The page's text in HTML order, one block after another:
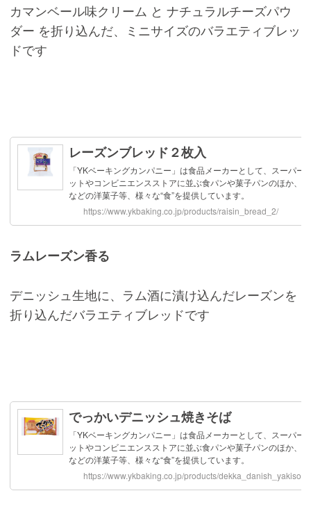
カマンベール味クリーム と ナチュラルチーズパウ
ダー を折り込んだ、ミニサイズのバラエティブレッ
ドです
ラムレーズン香る
デニッシュ生地に、ラム酒に漬け込んだレーズンを
折り込んだバラエティブレッドです